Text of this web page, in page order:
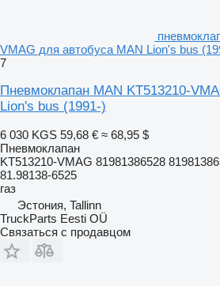
VMAG для автобуса MAN Lion's bus
7
Пневмоклапан MAN KT513210-
Lion's bus (1991-)
6 030 KGS 59,68 € ≈ 68,95 $
Пневмоклапан
KT513210-VMAG 81981386528
81.98138-6525
газ
Эстония, Tallinn
TruckParts Eesti OÜ
Связаться с продавцом